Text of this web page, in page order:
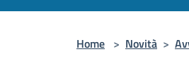
Home > Novità >